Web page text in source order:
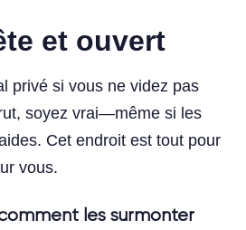
et ouvert
privé si vous ne videz pas
soyez vrai—même si les
Cet endroit est tout pour
vous.
les surmonter